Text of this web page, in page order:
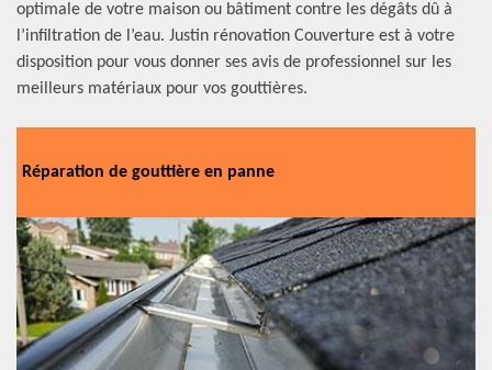
optimale de votre maison ou bâtiment contre les dégâts dû à
l’infiltration de l’eau. Justin rénovation Couverture est à votre
disposition pour vous donner ses avis de professionnel sur les
meilleurs matériaux pour vos gouttières.
Réparation de gouttière en panne